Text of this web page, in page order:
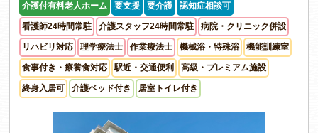
介護付有料老人ホーム 要支援 要介護 認知症相談可
看護師24時間常駐 介護スタッフ24時間常駐 病院・クリニック併設
リハビリ対応 理学療法士 作業療法士 機械浴・特殊浴 機能訓練室
食事付き・療養食対応 駅近・交通便利 高級・プレミアム施設
終身入居可 介護ベッド付き 居室トイレ付き